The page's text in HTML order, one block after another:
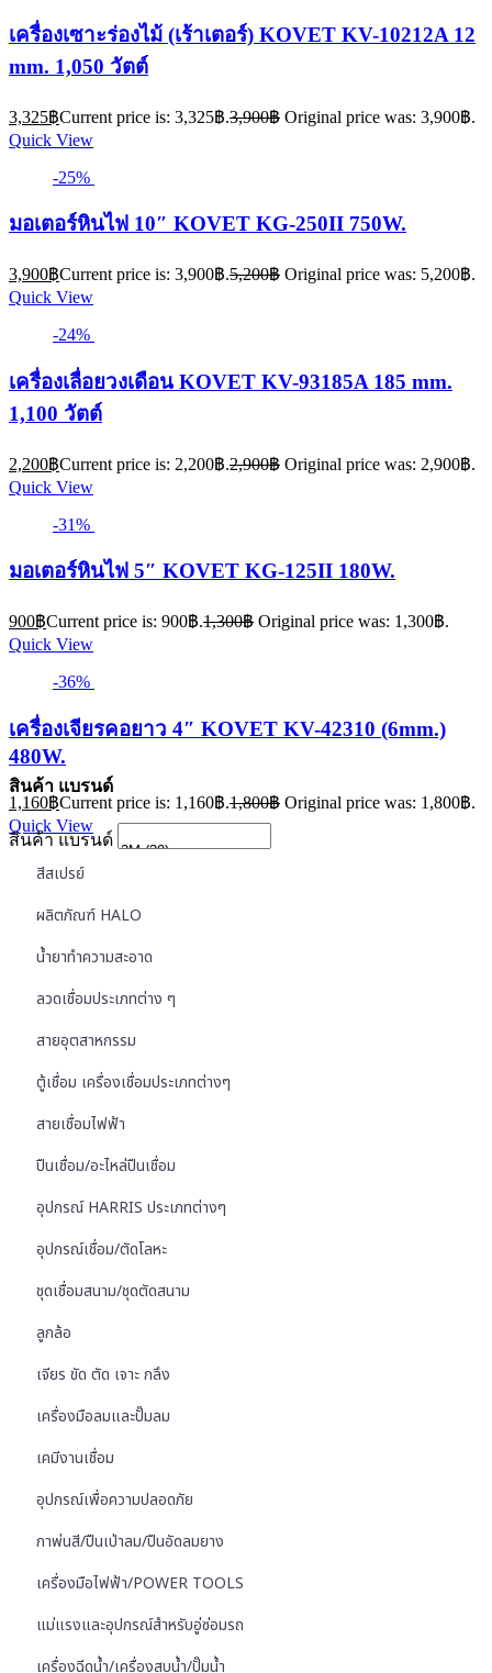
เครื่องเซาะร่องไม้ (เร้าเตอร์) KOVET KV-10212A 12
mm. 1,050 วัตต์
3,325฿Current price is: 3,325฿.3,900฿ Original price was: 3,900฿.
Quick View
-25%
มอเตอร์หินไฟ 10″ KOVET KG-250II 750W.
3,900฿Current price is: 3,900฿.5,200฿ Original price was: 5,200฿.
Quick View
-24%
เครื่องเลื่อยวงเดือน KOVET KV-93185A 185 mm.
1,100 วัตต์
2,200฿Current price is: 2,200฿.2,900฿ Original price was: 2,900฿.
Quick View
-31%
มอเตอร์หินไฟ 5″ KOVET KG-125II 180W.
900฿Current price is: 900฿.1,300฿ Original price was: 1,300฿.
Quick View
-36%
เครื่องเจียรคอยาว 4″ KOVET KV-42310 (6mm.)
480W.
1,160฿Current price is: 1,160฿.1,800฿ Original price was: 1,800฿.
Quick View
สินค้า แบรนด์
สินค้า แบรนด์
สีสเปรย์
ผลิตภัณฑ์ HALO
น้ำยาทำความสะอาด
ลวดเชื่อมประเภทต่าง ๆ
สายอุตสาหกรรม
ตู้เชื่อม เครื่องเชื่อมประเภทต่างๆ
สายเชื่อมไฟฟ้า
ปืนเชื่อม/อะไหล่ปืนเชื่อม
อุปกรณ์ HARRIS ประเภทต่างๆ
อุปกรณ์เชื่อม/ตัดโลหะ
ชุดเชื่อมสนาม/ชุดตัดสนาม
ลูกล้อ
เจียร ขัด ตัด เจาะ กลึง
เครื่องมือลมและปั๊มลม
เคมีงานเชื่อม
อุปกรณ์เพื่อความปลอดภัย
กาพ่นสี/ปืนเป่าลม/ปืนอัดลมยาง
เครื่องมือไฟฟ้า/POWER TOOLS
แม่แรงและอุปกรณ์สำหรับอู่ซ่อมรถ
เครื่องฉีดน้ำ/เครื่องสูบน้ำ/ปั๊มน้ำ